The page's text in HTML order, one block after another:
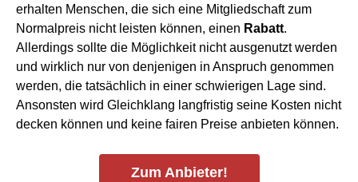
erhalten Menschen, die sich eine Mitgliedschaft zum
Normalpreis nicht leisten können, einen Rabatt.
Allerdings sollte die Möglichkeit nicht ausgenutzt werden
und wirklich nur von denjenigen in Anspruch genommen
werden, die tatsächlich in einer schwierigen Lage sind.
Ansonsten wird Gleichklang langfristig seine Kosten nicht
decken können und keine fairen Preise anbieten können.
Zum Anbieter!